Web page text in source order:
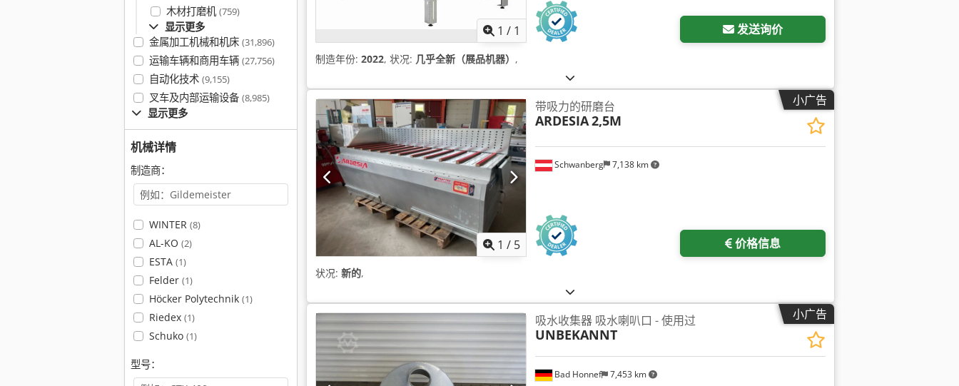
木材打磨机 (759)
显示更多
金属加工机械和机床 (31,896)
运输车辆和商用车辆 (27,756)
自动化技术 (9,155)
叉车及内部运输设备 (8,985)
显示更多
机械详情
制造商：
WINTER (8)
AL-KO (2)
ESTA (1)
Felder (1)
Höcker Polytechnik (1)
Riedex (1)
Schuko (1)
型号：
1 / 1 发送询价
制造年份: 2022, 状况: 几乎全新（展品机器） ,
小广告
1 / 5
Schwanberg 7,138 km
带吸力的研磨台
ARDESIA2,5M
价格信息
状况: 新的,
小广告
Bad Honnef 7,453 km
吸水收集器 吸水喇叭口 - 使用过
UNBEKANNT